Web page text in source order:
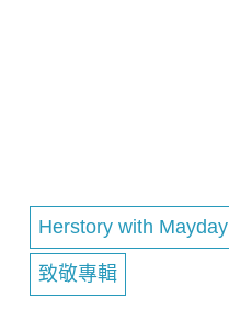
Herstory with Mayday
致敬專輯